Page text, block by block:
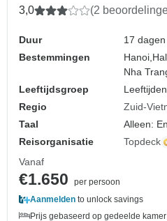
3,0 (2
Duur
17 dagen
Bestemmingen
Hanoi,
Nha
Leeftijdsgroep
Regio
Zuid-
Taal
Alleen:
Reisorganisatie
Topdeck
Vanaf
€1.650
per persoon
Aanmelden to unlock savings
Prijs gebaseerd op gedeelde kamer